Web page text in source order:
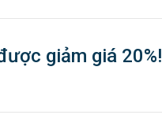
giảm giá 20%!